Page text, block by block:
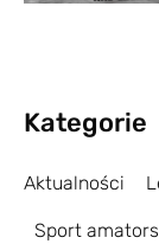
Kategorie
Aktualności
Sport